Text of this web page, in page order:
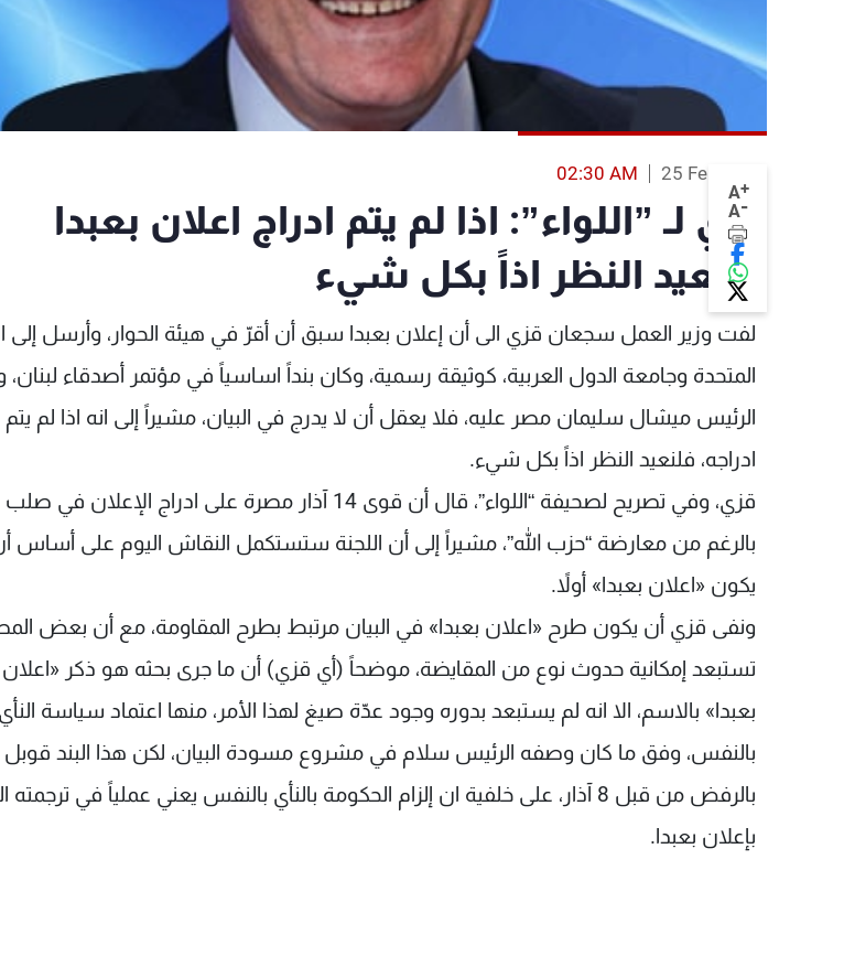
A+
A-
25 Feb 2014
02:30 AM
قزي لـ ”اللواء”: اذا لم يتم ادراج اعلان بعبدا
فلنعيد النظر اذاً بكل شيء
لفت وزير العمل سجعان قزي الى أن إعلان بعبدا سبق أن أقرّ في هيئة الحوار، وأرسل إلى
المتحدة وجامعة الدول العربية، كوثيقة رسمية، وكان بنداً اساسياً في مؤتمر أصدقاء لبنان،
الرئيس ميشال سليمان مصر عليه، فلا يعقل أن لا يدرج في البيان، مشيراً إلى انه اذا لم يتم
ادراجه، فلنعيد النظر اذاً بكل شيء.
قزي، وفي تصريح لصحيفة “اللواء”، قال أن قوى 14 آذار مصرة على ادراج الإعلان
بالرغم من معارضة “حزب الله”، مشيراً إلى أن اللجنة ستستكمل النقاش اليوم على أساس
يكون «اعلان بعبدا» أولاً.
ونفى قزي أن يكون طرح «اعلان بعبدا» في البيان مرتبط بطرح المقاومة، مع أن بعض
تستبعد إمكانية حدوث نوع من المقايضة، موضحاً (أي قزي) أن ما جرى بحثه هو ذكر «اعلان
بعبدا» بالاسم، الا انه لم يستبعد بدوره وجود عدّة صيغ لهذا الأمر، منها اعتماد سياسة النأي
بالنفس، وفق ما كان وصفه الرئيس سلام في مشروع مسودة البيان، لكن هذا البند قوبل
بالرفض من قبل 8 آذار، على خلفية ان إلزام الحكومة بالنأي بالنفس يعني عملياً في ترجمته
بإعلان بعبدا.